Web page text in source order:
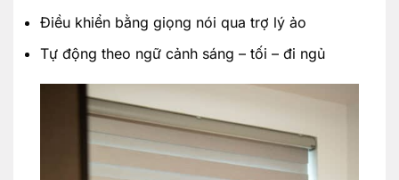
Điều khiển bằng giọng nói qua trợ lý ảo
Tự động theo ngữ cảnh sáng – tối – đi ngủ